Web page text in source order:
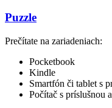
Puzzle
Prečítate na zariadeniach:
Pocketbook
Kindle
Smartfón či tablet s
Počítač s príslušnou